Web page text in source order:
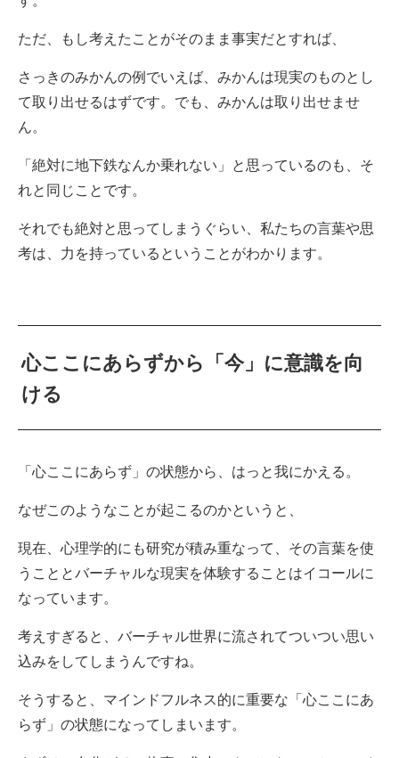
ただ、もし考えたことがそのまま事実だとすれば、
さっきのみかんの例でいえば、みかんは現実のものとし
て取り出せるはずです。でも、みかんは取り出せませ
ん。
「絶対に地下鉄なんか乗れない」と思っているのも、そ
れと同じことです。
それでも絶対と思ってしまうぐらい、私たちの言葉や思
考は、力を持っているということがわかります。
心ここにあらずから「今」に意識を向
ける
「心ここにあらず」の状態から、はっと我にかえる。
なぜこのようなことが起こるのかというと、
現在、心理学的にも研究が積み重なって、その言葉を使
うこととバーチャルな現実を体験することはイコールに
なっています。
考えすぎると、バーチャル世界に流されてついつい思い
込みをしてしまうんですね。
そうすると、マインドフルネス的に重要な「心ここにあ
らず」の状態になってしまいます。